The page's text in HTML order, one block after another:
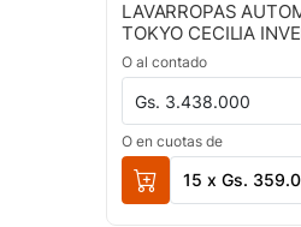
LAVARROPAS
TOKYO CECILIA
10,5KG 1500RPM-
O al contado
Gs. 3.438.000
O en cuotas de
15 x Gs.